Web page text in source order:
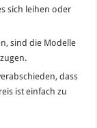
sich leihen oder
sind die Modelle
dass
ist einfach zu